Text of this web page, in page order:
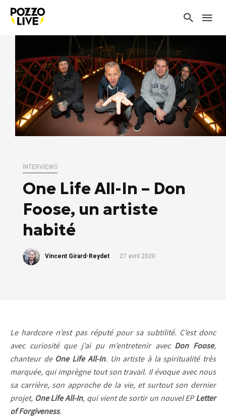
INTERVIEWS
One Life All-In – Don
Foose, un artiste
habité
Vincent Girard-Reydet 27 avril 2020
Le hardcore n’est pas réputé pour sa subtilité. C’est donc
avec curiosité que j’ai pu m’entretenir avec Don Foose,
chanteur de One Life All-In. Un artiste à la spiritualité très
marquée, qui imprègne tout son travail. Il évoque avec nous
sa carrière, son approche de la vie, et surtout son dernier
projet, One Life All-In, qui vient de sortir un nouvel EPLetter
of Forgiveness.